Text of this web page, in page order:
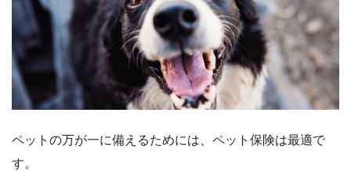
ペットの万が一に備えるためには、ペット保険は最適で
す。